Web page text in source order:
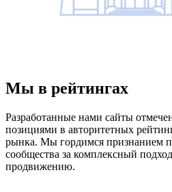
Мы в рейтингах
Разработанные нами сайты
позициями в авторитетных
рынка. Мы гордимся признанием
сообщества за комплексный
продвижению.